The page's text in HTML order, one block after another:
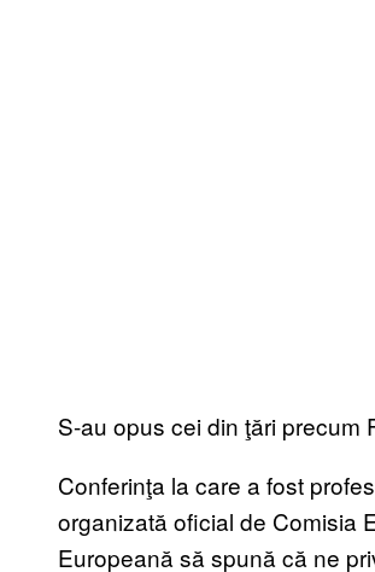
S-au opus cei din ţări precum
Conferinţa la care a fost
organizată oficial de Comisia
Europeană să spună că ne